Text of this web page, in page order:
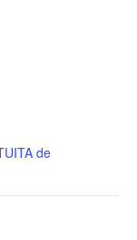
de